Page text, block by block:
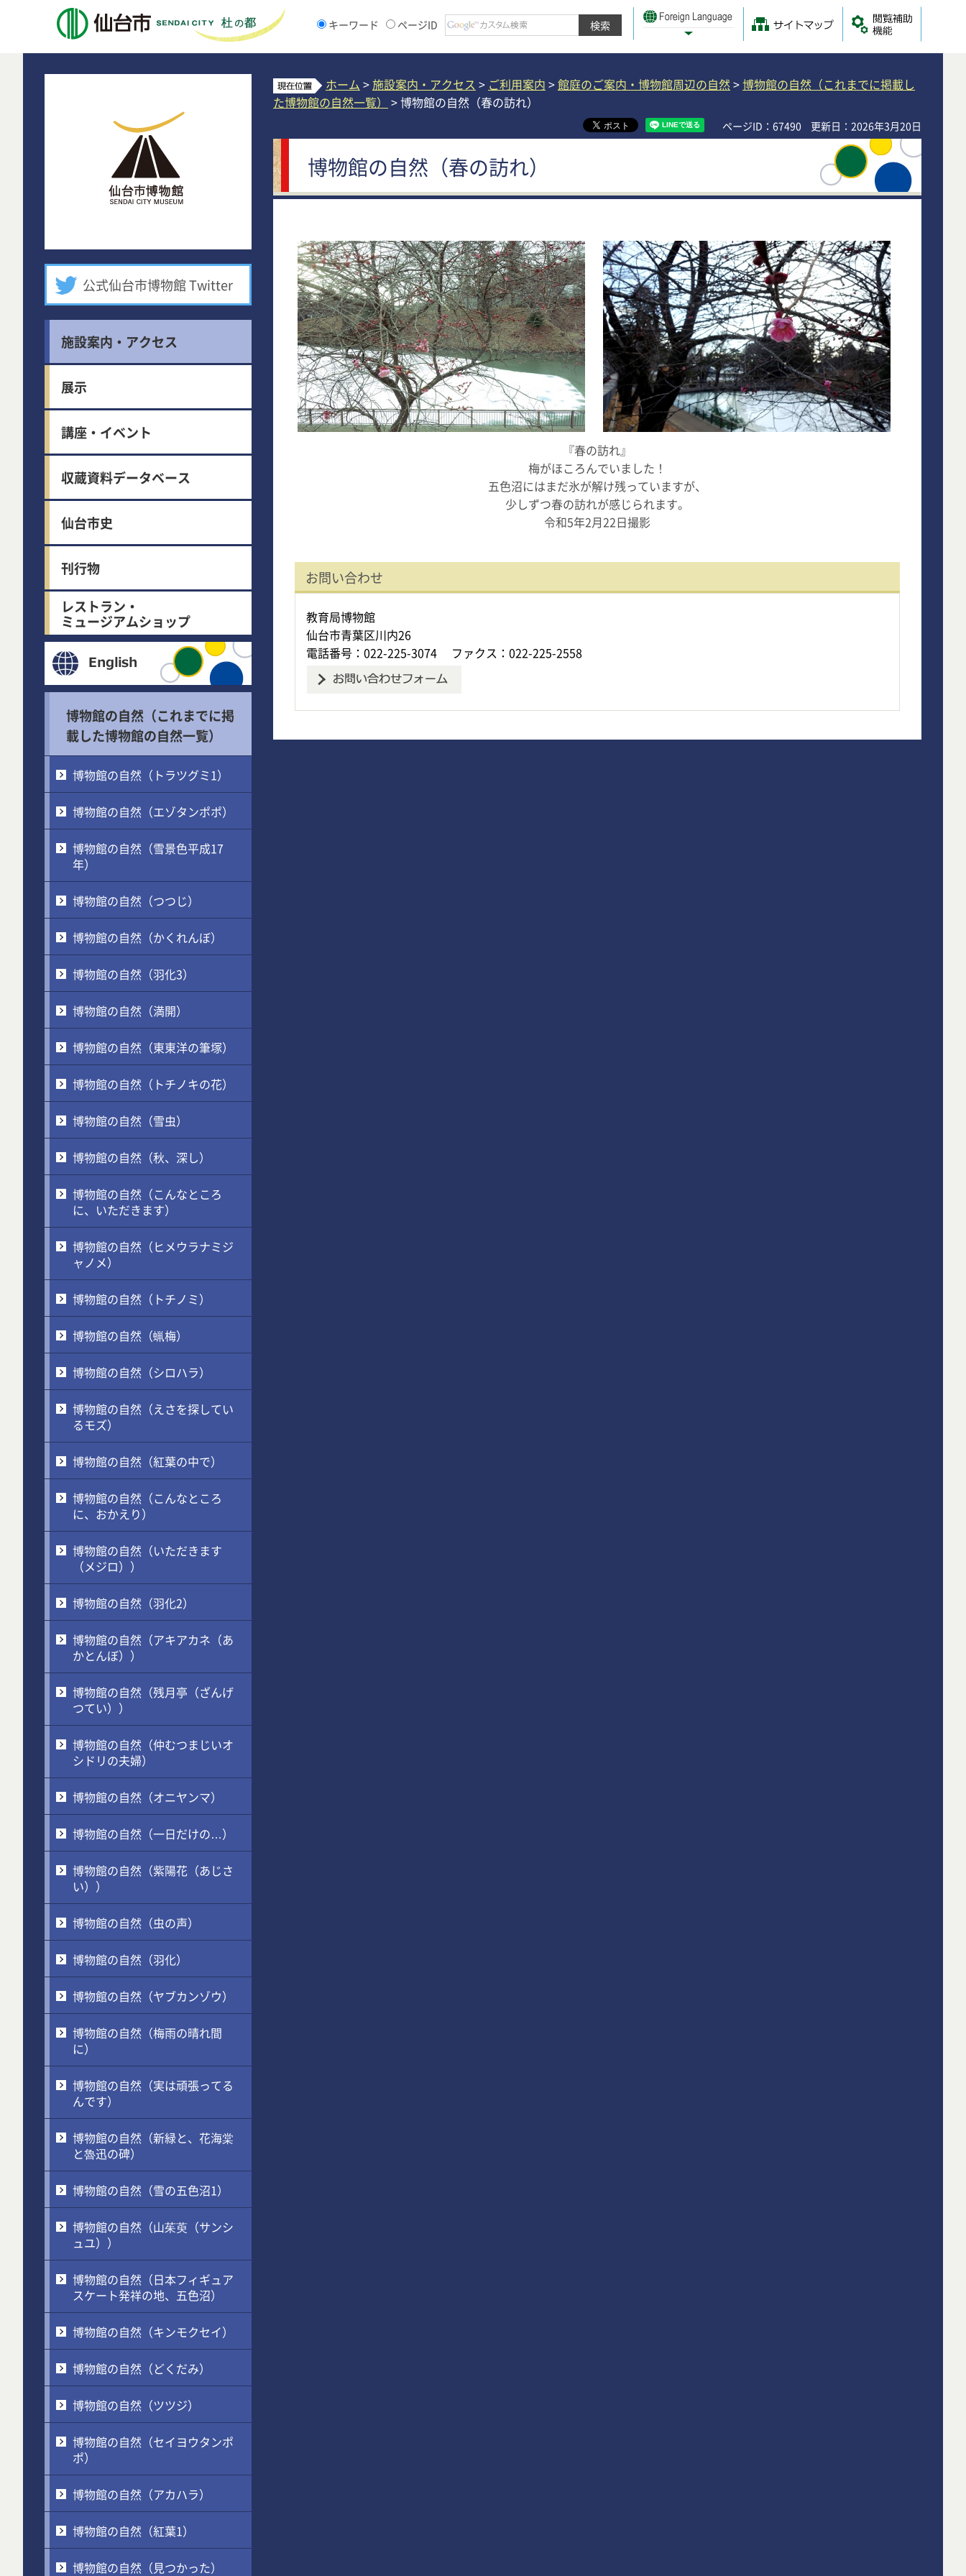
仙台市
キーワード ページID
Foreign Language
Select Language
サイトマップ
公式仙台市博物館 Twitter
施設案内・アクセス
展示
講座・イベント
収蔵資料データベース
仙台市史
刊行物
レストラン・
ミュージアムショップ
博物館の自然（これまでに掲
載した博物館の自然一覧）
博物館の自然（トラツグミ1）
博物館の自然（エゾタンポポ）
博物館の自然（雪景色平成17
年）
博物館の自然（つつじ）
博物館の自然（かくれんぼ）
博物館の自然（羽化3）
博物館の自然（満開）
博物館の自然（東東洋の筆塚）
博物館の自然（トチノキの花）
博物館の自然（雪虫）
博物館の自然（秋、深し）
博物館の自然（こんなところ
に、いただきます）
博物館の自然（ヒメウラナミジ
ャノメ）
博物館の自然（トチノミ）
博物館の自然（蝋梅）
博物館の自然（シロハラ）
博物館の自然（えさを探してい
るモズ）
博物館の自然（紅葉の中で）
博物館の自然（こんなところ
に、おかえり）
博物館の自然（いただきます
（メジロ））
博物館の自然（羽化2）
博物館の自然（アキアカネ（あ
かとんぼ））
博物館の自然（残月亭（ざんげ
つてい））
博物館の自然（仲むつまじいオ
シドリの夫婦）
博物館の自然（オニヤンマ）
博物館の自然（一日だけの…）
博物館の自然（紫陽花（あじさ
い））
博物館の自然（虫の声）
博物館の自然（羽化）
博物館の自然（ヤブカンゾウ）
博物館の自然（梅雨の晴れ間
に）
博物館の自然（実は頑張ってる
んです）
博物館の自然（新緑と、花海棠
と魯迅の碑）
博物館の自然（雪の五色沼1）
博物館の自然（山茱萸（サンシ
ュユ））
博物館の自然（日本フィギュア
スケート発祥の地、五色沼）
博物館の自然（キンモクセイ）
博物館の自然（どくだみ）
博物館の自然（ツツジ）
博物館の自然（セイヨウタンポ
ポ）
博物館の自然（アカハラ）
博物館の自然（紅葉1）
博物館の自然（見つかった）
ホーム >施設案内・アクセス > ご利用案内 >館庭のご案内・博物館周辺の自然>博物館の自然（これまでに掲載し
た博物館の自然一覧）
> 博物館の自然（春の訪れ）
ページID：67490 更新日：2026年3月20日
博物館の自然（春の訪れ）
『春の訪れ』
梅がほころんでいました！
五色沼にはまだ氷が解け残っていますが、
少しずつ春の訪れが感じられます。
令和5年2月22日撮影
お問い合わせ
教育局博物館
仙台市青葉区川内26
電話番号：022-225-3074
ファクス：022-225-2558